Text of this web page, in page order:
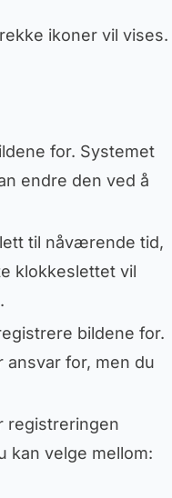
ikoner vil vises.
for. Systemet
endre den ved å
til nåværende tid,
klokkeslettet vil
bildene for.
ansvar for, men du
registreringen
kan velge mellom: